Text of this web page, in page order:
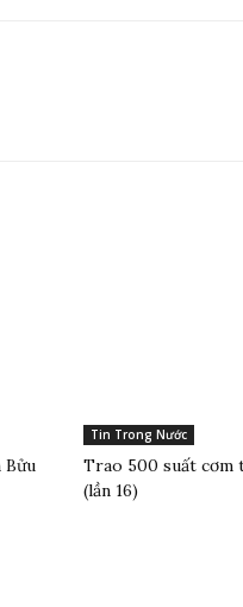
Bửu
Tin Trong Nước
Trao 500 suất cơm
(lần 16)